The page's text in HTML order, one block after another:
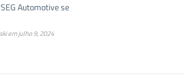
Automotive se
emjulho 9, 2024